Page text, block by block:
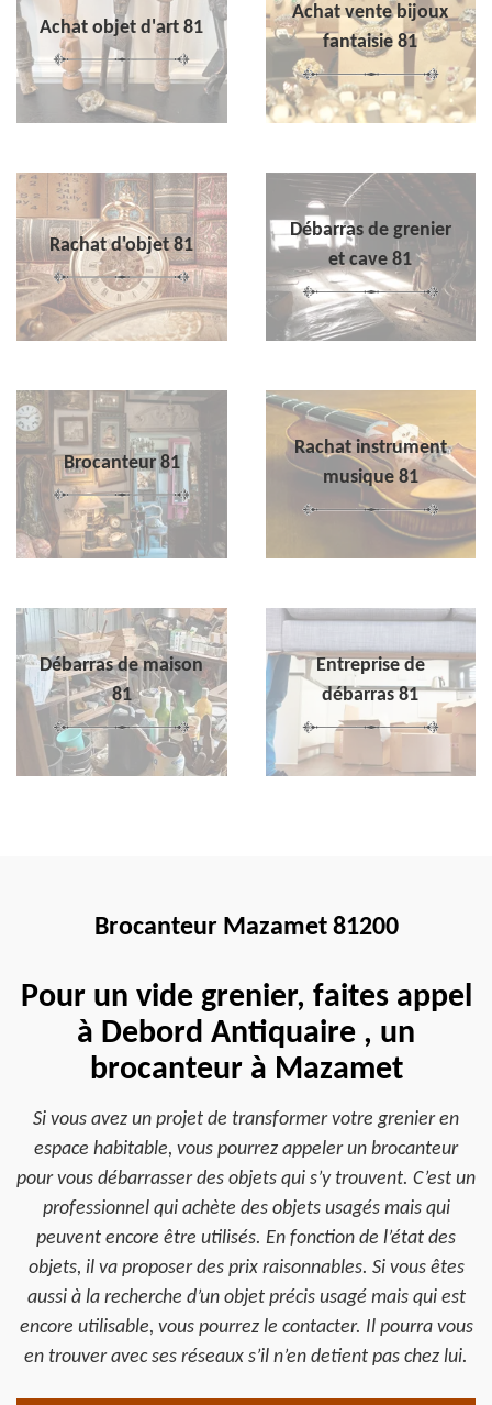
Achat objet d'art 81
Achat vente bijoux
fantaisie 81
Rachat d'objet 81
Débarras de grenier
et cave 81
Brocanteur 81
Rachat instrument
musique 81
Débarras de maison
81
Entreprise de
débarras 81
Brocanteur Mazamet 81200
Pour un vide grenier, faites appel
à Debord Antiquaire , un
brocanteur à Mazamet
Si vous avez un projet de transformer votre grenier en
espace habitable, vous pourrez appeler un brocanteur
pour vous débarrasser des objets qui s’y trouvent. C’est un
professionnel qui achète des objets usagés mais qui
peuvent encore être utilisés. En fonction de l’état des
objets, il va proposer des prix raisonnables. Si vous êtes
aussi à la recherche d’un objet précis usagé mais qui est
encore utilisable, vous pourrez le contacter. Il pourra vous
en trouver avec ses réseaux s’il n’en detient pas chez lui.